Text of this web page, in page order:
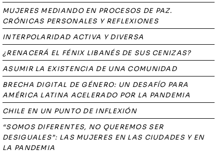
MUJERES MEDIANDO EN PROCESOS DE PAZ.
CRÓNICAS PERSONALES Y REFLEXIONES
INTERPOLARIDAD ACTIVA Y DIVERSA
¿RENACERÁ EL FÉNIX LIBANÉS DE SUS CENIZAS?
ASUMIR LA EXISTENCIA DE UNA COMUNIDAD
BRECHA DIGITAL DE GÉNERO: UN DESAFÍO PARA
AMÉRICA LATINA ACELERADO POR LA PANDEMIA
CHILE EN UN PUNTO DE INFLEXIÓN
“SOMOS DIFERENTES, NO QUEREMOS SER
DESIGUALES”: LAS MUJERES EN LAS CIUDADES Y EN
LA PANDEMIA